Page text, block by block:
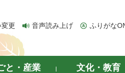
更 音声読み上げ ふりがな
と・産業 文化・教育